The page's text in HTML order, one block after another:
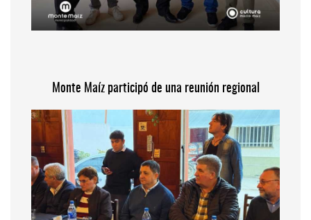
Monte Maíz participó de una reunión regional